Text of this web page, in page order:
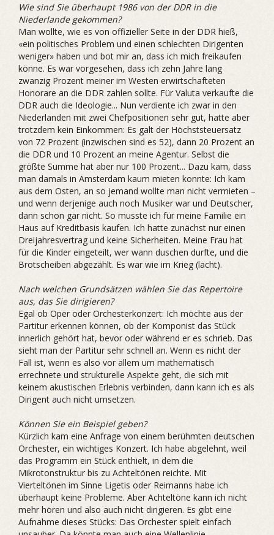
Wie sind Sie überhaupt 1986 von der DDR in die
Niederlande gekommen?
Man wollte, wie es von offizieller Seite in der DDR hieß,
«ein politisches Problem und einen schlechten Dirigenten
weniger» haben und bot mir an, dass ich mich freikaufen
könne. Es war vorgesehen, dass ich zehn Jahre lang
zwanzig Prozent meiner im Westen erwirtschafteten
Honorare an die DDR zahlen sollte. Für Valuta verkaufte die
DDR auch die Ideologie... Nun verdiente ich zwar in den
Niederlanden mit zwei Chefpositionen sehr gut, hatte aber
trotzdem kein Einkommen: Es galt der Höchststeuersatz
von 72 Prozent (inzwischen sind es 52), dann 20 Prozent an
die DDR und 10 Prozent an meine Agentur. Selbst die
größte Summe hat aber nur 100 Prozent... Dazu kam, dass
man damals in Amsterdam kaum mieten konnte: Ich kam
aus dem Osten, an so jemand wollte man nicht vermieten –
und wenn derjenige auch noch ­Musiker war und Deutscher,
dann schon gar nicht. So musste ich für meine Familie ein
Haus auf Kreditbasis kaufen. Ich hatte zunächst nur einen
Dreijahresvertrag und keine Sicherheiten. Meine Frau hat
für die Kinder eingeteilt, wer wann duschen durfte, und die
Brotscheiben abgezählt. Es war wie im Krieg (lacht).
Nach welchen Grundsätzen wählen Sie das Repertoire
aus, das Sie dirigieren?
Egal ob Oper oder Orchesterkonzert: Ich möchte aus der
Partitur erkennen können, ob der Komponist das Stück
innerlich gehört hat, bevor oder während er es schrieb. Das
sieht man der Partitur sehr schnell an. Wenn es nicht der
Fall ist, wenn es also vor allem um mathematisch
errechnete und strukturelle Aspekte geht, die sich mit
keinem akustischen Erlebnis verbinden, dann kann ich es als
Dirigent auch nicht um­setzen.
Können Sie ein Beispiel geben?
Kürzlich kam eine Anfrage von einem berühmten deutschen
Orchester, ein wichtiges Konzert. Ich habe abgelehnt, weil
das Programm ein Stück enthielt, in dem die
Mikrotonstruktur bis zu Achteltönen reichte. Mit
Vierteltönen im Sinne Ligetis oder Reimanns habe ich
überhaupt keine Probleme. Aber Achteltöne kann ich nicht
mehr hören und also auch nicht dirigieren. Es gibt eine
Aufnahme dieses Stücks: Das Orchester spielt einfach